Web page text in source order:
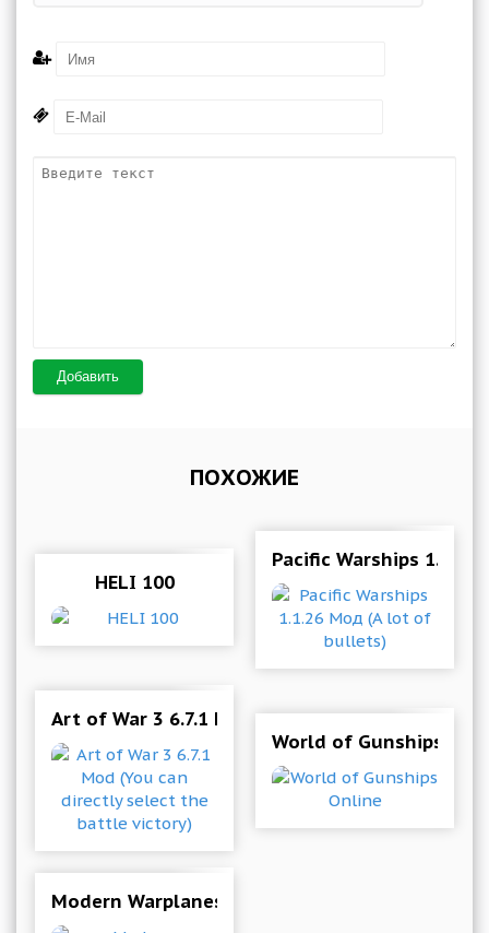
Добавить
ПОХОЖИЕ
HELI 100
Pacific Warships
Art of War 3 6.7.1 Mod (You can directly
World of Gunships
Modern Warplanes 1.20.2 (Mod Ammo)